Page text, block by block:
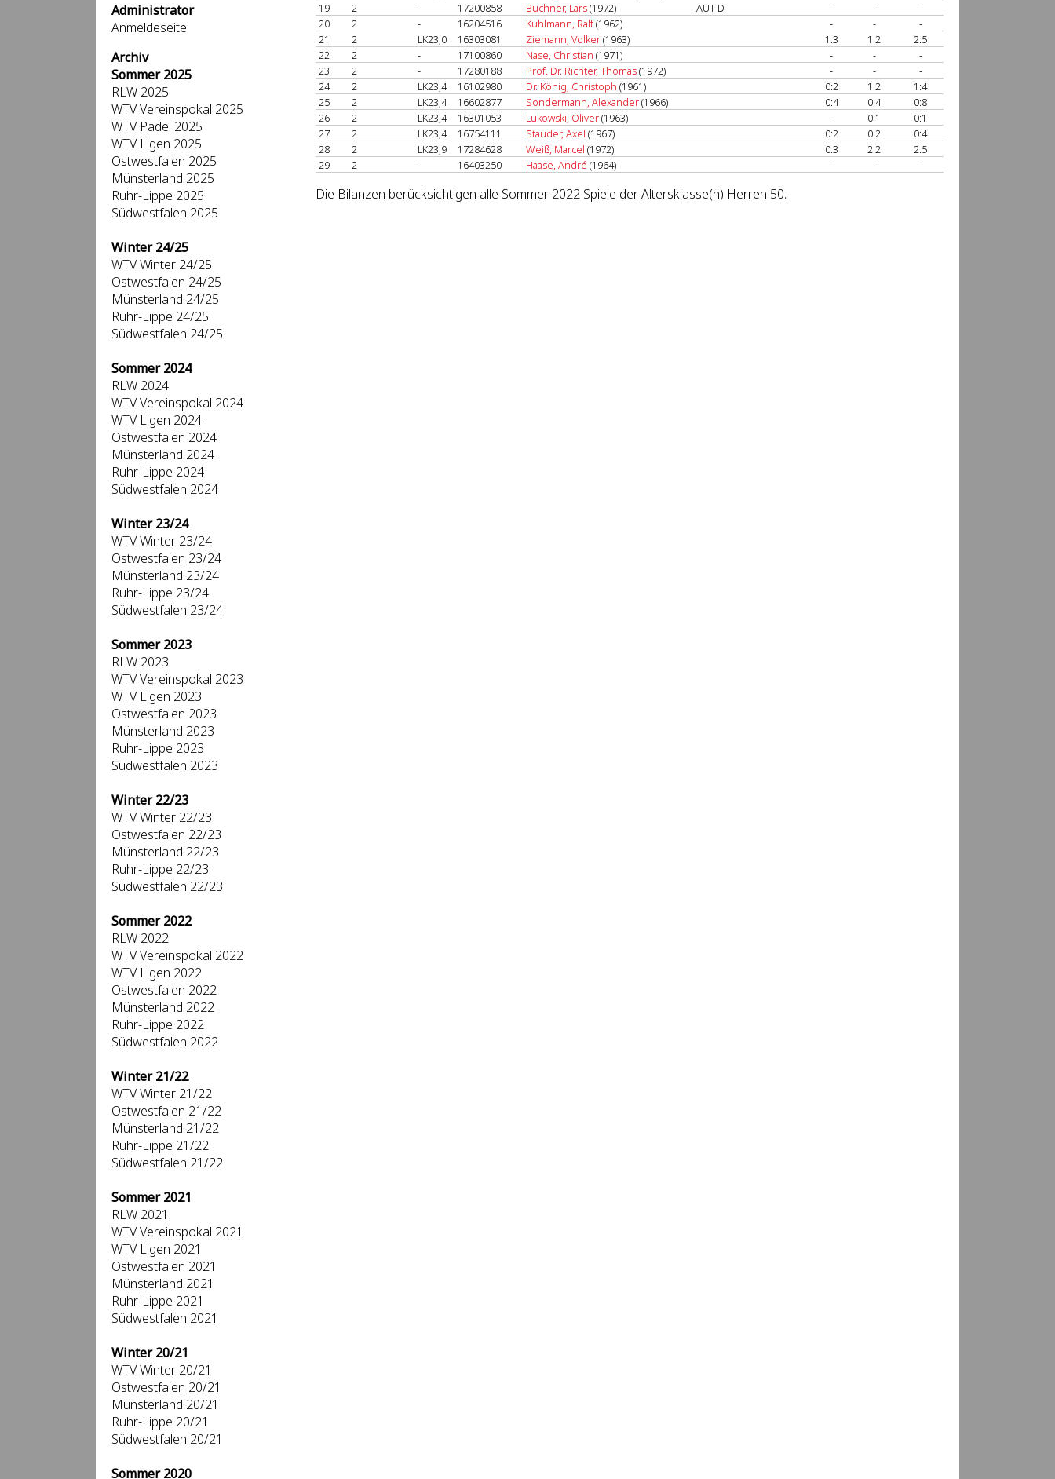
Administrator
Anmeldeseite
Archiv
Sommer 2025
RLW 2025
WTV Vereinspokal 2025
WTV Padel 2025
WTV Ligen 2025
Ostwestfalen 2025
Münsterland 2025
Ruhr-Lippe 2025
Südwestfalen 2025
Winter 24/25
WTV Winter 24/25
Ostwestfalen 24/25
Münsterland 24/25
Ruhr-Lippe 24/25
Südwestfalen 24/25
Sommer 2024
RLW 2024
WTV Vereinspokal 2024
WTV Ligen 2024
Ostwestfalen 2024
Münsterland 2024
Ruhr-Lippe 2024
Südwestfalen 2024
Winter 23/24
WTV Winter 23/24
Ostwestfalen 23/24
Münsterland 23/24
Ruhr-Lippe 23/24
Südwestfalen 23/24
Sommer 2023
RLW 2023
WTV Vereinspokal 2023
WTV Ligen 2023
Ostwestfalen 2023
Münsterland 2023
Ruhr-Lippe 2023
Südwestfalen 2023
Winter 22/23
WTV Winter 22/23
Ostwestfalen 22/23
Münsterland 22/23
Ruhr-Lippe 22/23
Südwestfalen 22/23
Sommer 2022
RLW 2022
WTV Vereinspokal 2022
WTV Ligen 2022
Ostwestfalen 2022
Münsterland 2022
Ruhr-Lippe 2022
Südwestfalen 2022
Winter 21/22
WTV Winter 21/22
Ostwestfalen 21/22
Münsterland 21/22
Ruhr-Lippe 21/22
Südwestfalen 21/22
Sommer 2021
RLW 2021
WTV Vereinspokal 2021
WTV Ligen 2021
Ostwestfalen 2021
Münsterland 2021
Ruhr-Lippe 2021
Südwestfalen 2021
Winter 20/21
WTV Winter 20/21
Ostwestfalen 20/21
Münsterland 20/21
Ruhr-Lippe 20/21
Südwestfalen 20/21
Sommer 2020
19
2 - 17200858 Buchner, Lars(1972) AUT D - -
-
20
2 - 16204516 Kuhlmann, Ralf(1962) - -
-
21
2 LK23,0 16303081 Ziemann, Volker(1963) 1:3 1:2
2:5
22
2 - 17100860 Nase, Christian (1971) - -
-
23
2 - 17280188 Prof. Dr. Richter, Thomas(1972) - -
-
24
2 LK23,4 16102980 Dr. König, Christoph (1961) 0:2 1:2
1:4
25
2 LK23,4 16602877 Sondermann, Alexander(1966) 0:4 0:4
0:8
26
2 LK23,4 16301053 Lukowski, Oliver(1963) - 0:1
0:1
27
2 LK23,4 16754111 Stauder, Axel (1967) 0:2 0:2
0:4
28
2 LK23,9 17284628 Weiß, Marcel (1972) 0:3 2:2
2:5
29
2 - 16403250 Haase, André (1964) - - -
Die Bilanzen berücksichtigen alle Sommer 2022 Spiele der Altersklasse(n) Herren 50.